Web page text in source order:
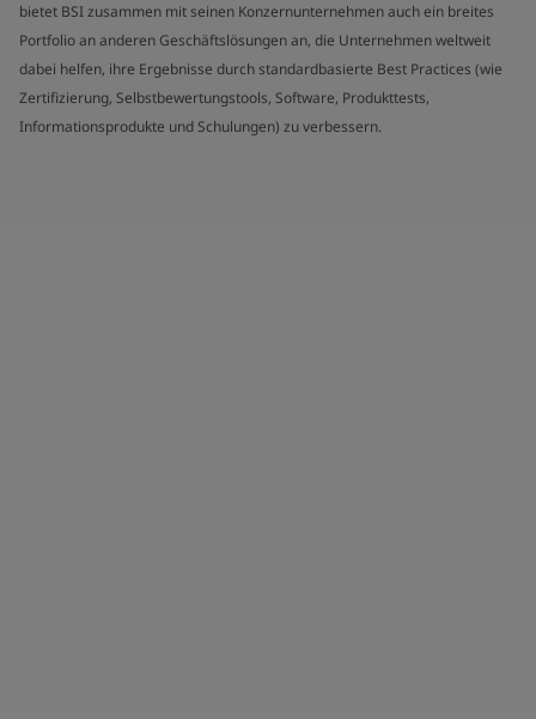
bietet BSI zusammen mit seinen Konzernunternehmen auch ein breites
Portfolio an anderen Geschäftslösungen an, die Unternehmen weltweit
dabei helfen, ihre Ergebnisse durch standardbasierte Best Practices (wie
Zertifizierung, Selbstbewertungstools, Software, Produkttests,
Informationsprodukte und Schulungen) zu verbessern.